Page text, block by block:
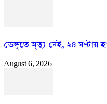
ডেঙ্গুতে মৃত্যু নেই, ২৪ ঘণ্টায়
August 6, 2026